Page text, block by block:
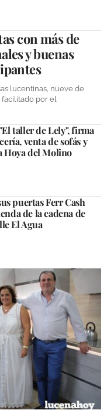
con más de
y buenas
lucentinas, nueve de
facilitado por el
taller de Lely", firma
venta de sofás y
Hoya del Molino
puertas Ferr Cash
de la cadena de
El Agua